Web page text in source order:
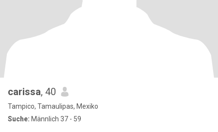
carissa, 40
Tampico, Tamaulipas, Mexiko
Suche: Männlich 37 - 59